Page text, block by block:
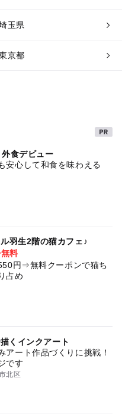
玉県
京都
食デビュー
安心して和食を味わえる
羽生2階の猫カフェ♪
料
円⇒無料クーポンで猫ち
占め
くインクアート
アート作品づくりに挑戦！
です
北区